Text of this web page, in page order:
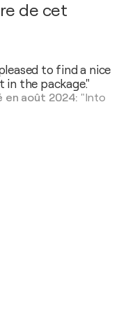
de cet
to find a nice
the package."
août 2024: "Into